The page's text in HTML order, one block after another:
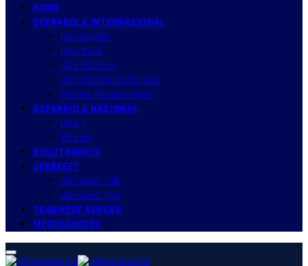
HOME
SEPAKBOLA INTERNASIONAL
Liga Inggris
Liga Italia
Liga Spanyol
Liga Champion/Europa
Timnas Mancanegara
SEPAKBOLA NASIONAL
Liga 1
Timnas
BULUTANGKIS
JEBREEET
Jebreeet Talk
Jebreeet Tips
TRANMERE ROVERS
MERCHANDISE